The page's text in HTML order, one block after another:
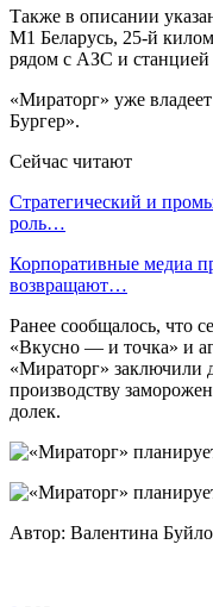
Также в описании
М1 Беларусь, 25-й
рядом с АЗС и станцией
«Мираторг» уже
Бургер».
Сейчас читают
Стратегический и
роль…
Корпоративные медиа
возвращают…
Ранее сообщалось, что
«Вкусно — и точка» и
«Мираторг» заключили
производству
долек.
Автор: Валентина